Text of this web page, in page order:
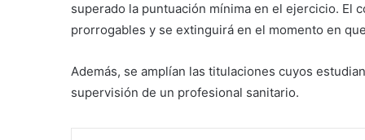
superado la puntuación mínima en el ejercicio. El
prorrogables y se extinguirá en el momento en
Además, se amplían las titulaciones cuyos
supervisión de un profesional sanitario.